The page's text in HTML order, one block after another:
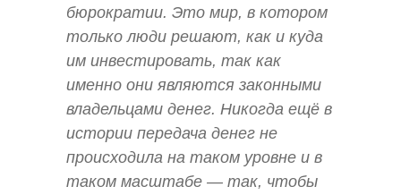
бюрократии. Это мир, в котором
только люди решают, как и куда
им инвестировать, так как
именно они являются законными
владельцами денег. Никогда ещё в
истории передача денег не
происходила на таком уровне и в
таком масштабе — так, чтобы